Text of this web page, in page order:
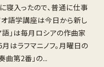
寝入ったので、普通に仕事
オ語学講座は今日から新し
語」は毎月ロシアの作曲家
はラフマニノフ。月曜日の
曲第2番」の...